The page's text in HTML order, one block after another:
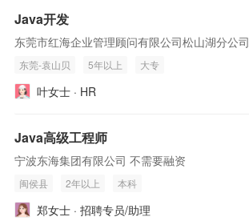
Java开发
东莞市红海企业管理顾问有限公司松山湖分公司
东莞-袁山贝 5年以上 大专
叶女士 · HR
Java高级工程师
宁波东海集团有限公司 不需要融资
闽侯县 2年以上 本科
郑女士 · 招聘专员/助理